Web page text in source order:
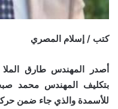
كتب / إسلام المصري
أصدر المهندس طارق الملا
بتكليف المهندس محمد
للأسمدة والذي جاء ضمن حركة